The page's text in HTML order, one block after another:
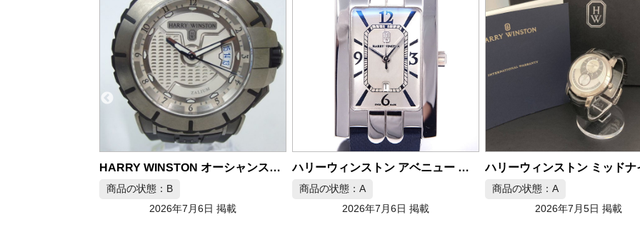
ハリーウィンストン アベニュー ミッドサイズ K18WG クォーツ
商品の状態：A
2026年7月6日 掲載
ハリーウィンストン ミッドナイト ムーンフェイズ MIDAMP42 K18WG メンズ腕時計
商品の状態：A
2026年7月5日 掲載